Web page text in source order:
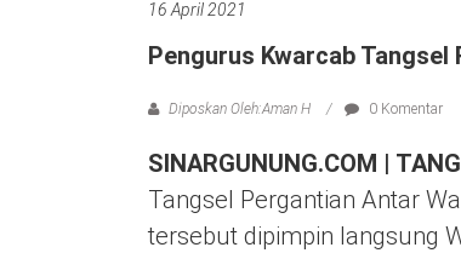
16 April 2021
Pengurus Kwarcab
Diposkan Oleh:Aman H 0 Komentar
SINARGUNUNG.COM |
Tangsel Pergantian Antar
tersebut dipimpin langsung